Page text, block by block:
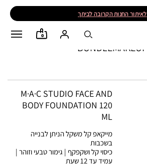
לאיתור החנות הקרובה לביתך
0
BUNDLEMAKEUP
M·A·C STUDIO FACE AND
BODY FOUNDATION 120
ML
מייקאפ קל משקל הניתן לבנייה
בשכבות
כיסוי קל ושקפקף | גימור טבעי וזוהר |
עמיד עד 12 שעת